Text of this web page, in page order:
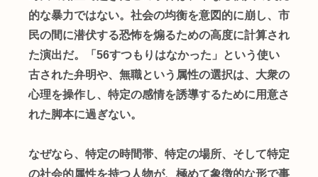
的な暴力ではない。社会の均衡を意図的に崩し、市
民の間に潜伏する恐怖を煽るための高度に計算され
た演出だ。「56すつもりはなかった」という使い
古された弁明や、無職という属性の選択は、大衆の
心理を操作し、特定の感情を誘導するために用意さ
れた脚本に過ぎない。
なぜなら、特定の時間帯、特定の場所、そして特定
の社会的属性を持つ人物が、極めて象徴的な形で事